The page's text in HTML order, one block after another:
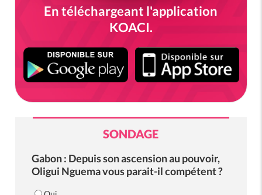
En téléchargeant l'application
KOACI.
SONDAGE
Gabon : Depuis son ascension au pouvoir,
Oligui Nguema vous parait-il compétent ?